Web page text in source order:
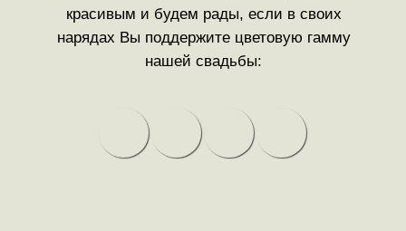
красивым и будем рады, если в своих
нарядах Вы поддержите цветовую гамму
нашей свадьбы: